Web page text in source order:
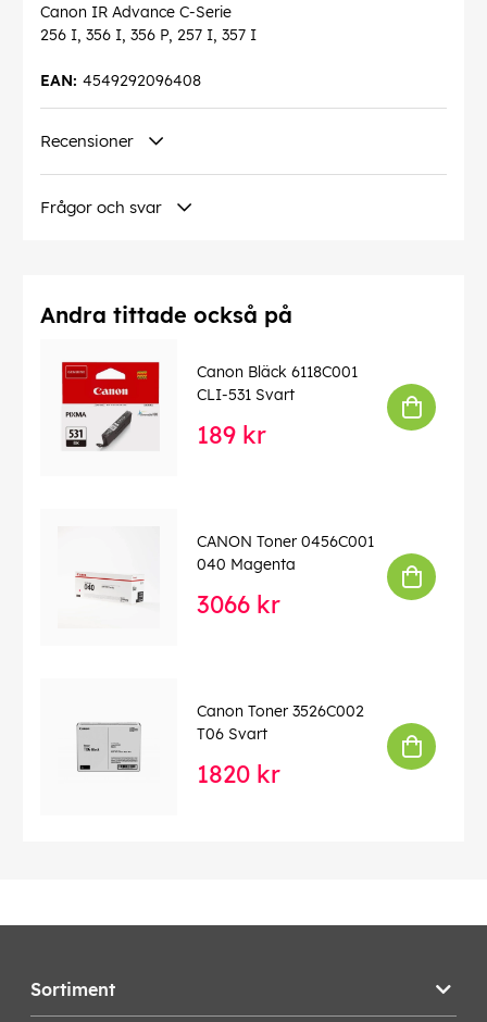
Canon IR Advance C-Serie
256 I, 356 I, 356 P, 257 I, 357 I
4549292096408
EAN:
Recensioner
Frågor och svar
Andra tittade också på
Canon Bläck 6118C001
CLI-531 Svart
189 kr
CANON Toner 0456C001
040 Magenta
3066 kr
Canon Toner 3526C002
T06 Svart
1820 kr
Sortiment